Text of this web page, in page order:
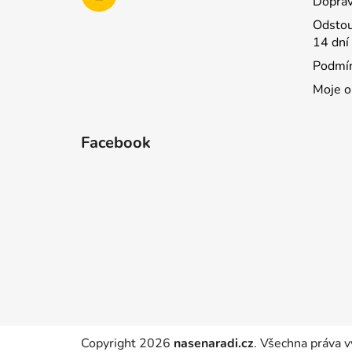
14 dní
Moje
Facebook
Copyright 2026 nasenaradi.cz. Všechna práva